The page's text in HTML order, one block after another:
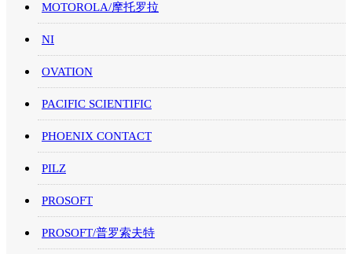
MOTOROLA/摩托罗拉
NI
OVATION
PACIFIC SCIENTIFIC
PHOENIX CONTACT
PILZ
PROSOFT
PROSOFT/普罗索夫特